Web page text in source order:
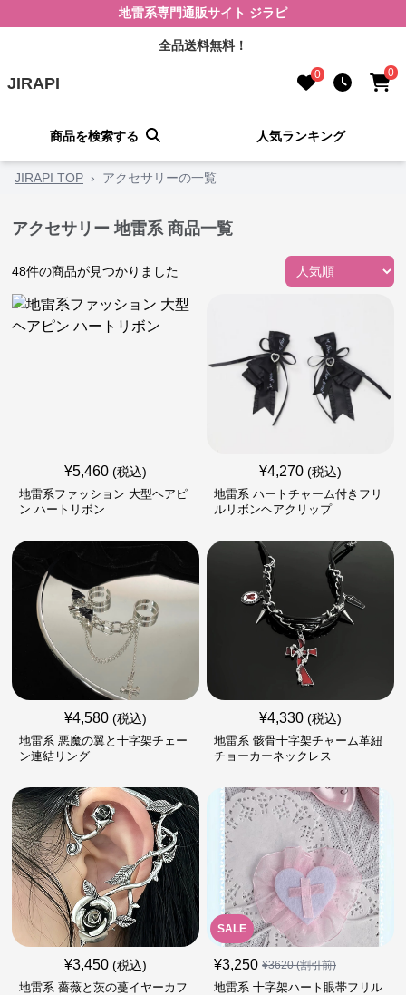
地雷系専門通販サイト ジラピ
全品送料無料！
JIRAPI 0 0
商品を検索する 人気ランキング
JIRAPI TOP › アクセサリーの一覧
アクセサリー 地雷系 商品一覧
48件の商品が見つかりました
¥5,460 (税込)
地雷系ファッション 大型ヘアピ
ン ハートリボン
¥4,270 (税込)
地雷系 ハートチャーム付きフリ
ルリボンヘアクリップ
¥4,580 (税込)
地雷系 悪魔の翼と十字架チェー
ン連結リング
¥4,330 (税込)
地雷系 骸骨十字架チャーム革紐
チョーカーネックレス
¥3,450 (税込)
地雷系 薔薇と茨の蔓イヤーカフ
SALE
¥3,250 ¥3620(割引前)
地雷系 十字架ハート眼帯フリル